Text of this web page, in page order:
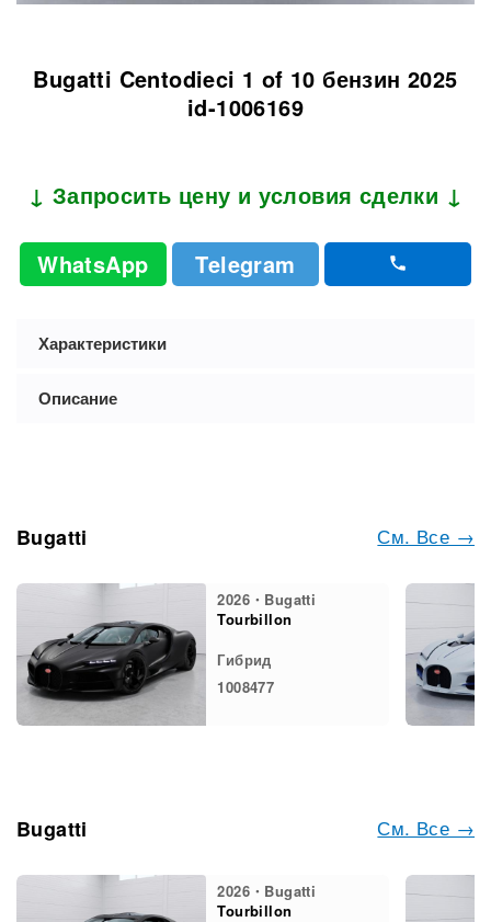
Bugatti Centodieci 1 of 10 бензин 2025
id-1006169
↓ Запросить цену и условия сделки ↓
WhatsApp Telegram
Характеристики
Описание
См. Все →
Bugatti
2026・Bugatti
Tourbillon
Гибрид
1008477
См. Все →
Bugatti
2026・Bugatti
Tourbillon